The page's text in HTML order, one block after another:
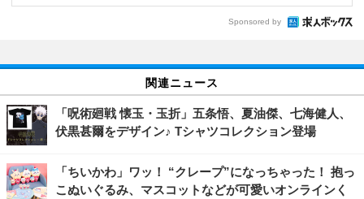
Sponsored by
関連ニュース
「呪術廻戦 懐玉・玉折」五条悟、夏油傑、七海健人、
伏黒甚爾をデザイン♪ Tシャツコレクション登場
「ちいかわ」ワッ！ “クレープ”になっちゃった！ 抱っ
こぬいぐるみ、マスコットなどが可愛いオンラインく